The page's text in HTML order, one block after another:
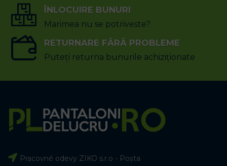
ÎNLOCUIRE BUNURI
Marimea nu se potriveste?
RETURNARE FĂRĂ PROBLEME
Puteți returna bunurile achiziționate
Pracovné odevy ZIKO s.r.o - Poșta